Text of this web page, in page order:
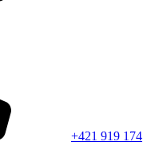
+421 919 174